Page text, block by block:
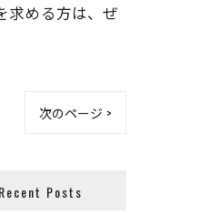
求める方は、ぜ
次のページ >
Recent Posts